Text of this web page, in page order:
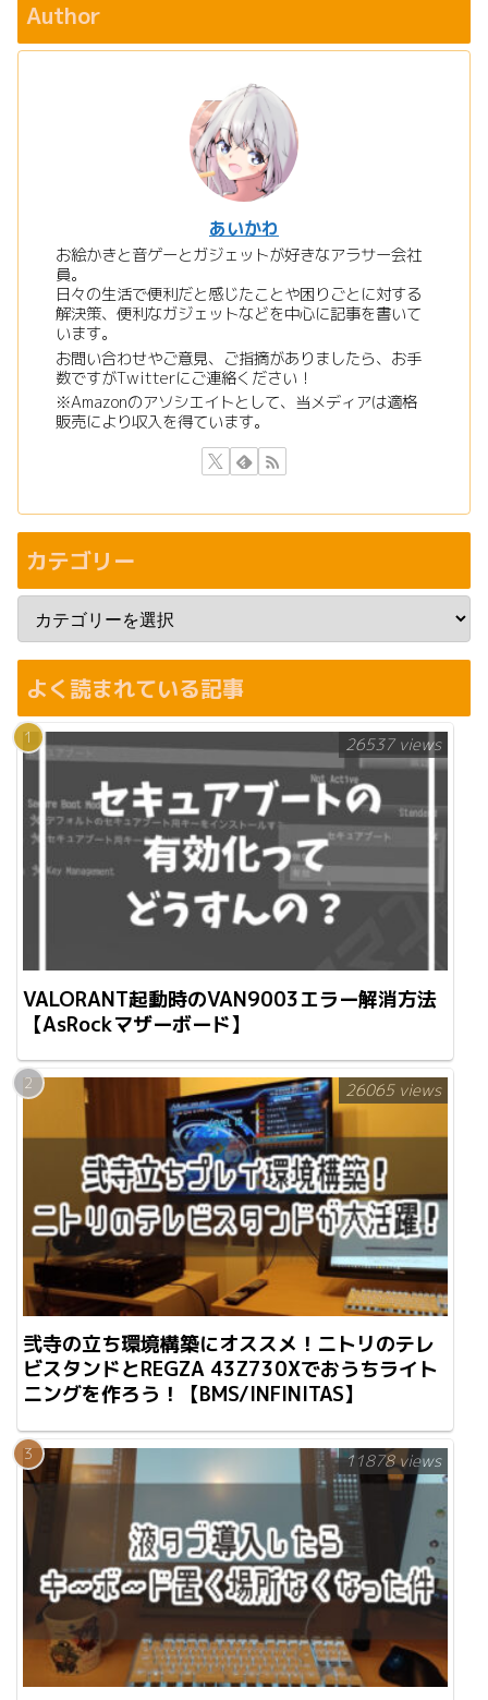
Author
あいかわ
お絵かきと音ゲーとガジェットが好きなアラサー会社
員。
日々の生活で便利だと感じたことや困りごとに対する
解決策、便利なガジェットなどを中心に記事を書いて
います。
お問い合わせやご意見、ご指摘がありましたら、お手
数ですがTwitterにご連絡ください！
※Amazonのアソシエイトとして、当メディアは適格
販売により収入を得ています。
カテゴリー
よく読まれている記事
VALORANT起動時のVAN9003エラー解消方法
【AsRockマザーボード】
26537 views
弐寺の立ち環境構築にオススメ！ニトリのテレ
ビスタンドとREGZA 43Z730Xでおうちライト
ニングを作ろう！【BMS/INFINITAS】
26065 views
11878 views